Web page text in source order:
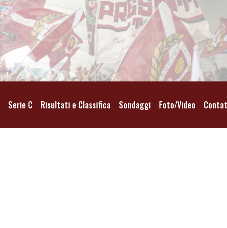
Serie C Risultati e Classifica Sondaggi Foto/Video